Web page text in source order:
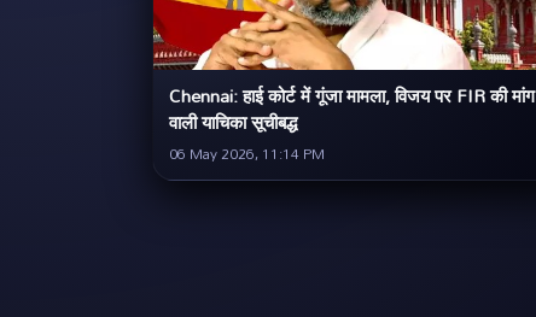
Chennai: हाई कोर्ट में गूंजा मामला, विजय पर FIR की मांग
वाली याचिका सूचीबद्ध
06 May 2026, 11:14 PM